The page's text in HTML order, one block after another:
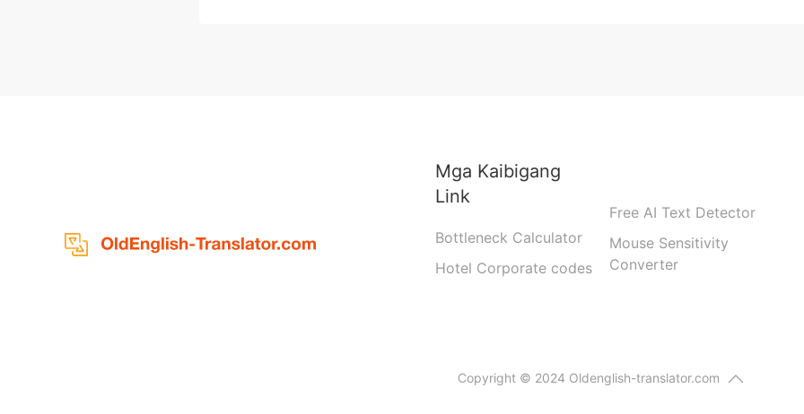
Mga Kaibigang
Link
Bottleneck Calculator
Hotel Corporate codes
Free AI Text Detector
Mouse Sensitivity
Converter
Copyright © 2024 Oldenglish-translator.com